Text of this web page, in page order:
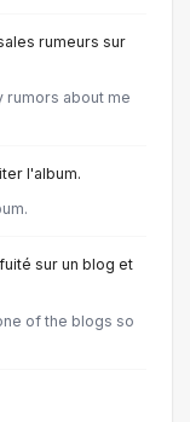
rumeurs sur
rumors about me
l'album.
sur un blog et
of the blogs so